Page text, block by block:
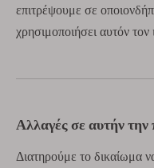
επιτρέψουμε σε
χρησιμοποιήσει αυτόν τον
Αλλαγές σε αυτήν
Διατηρούμε το δικαίωμα